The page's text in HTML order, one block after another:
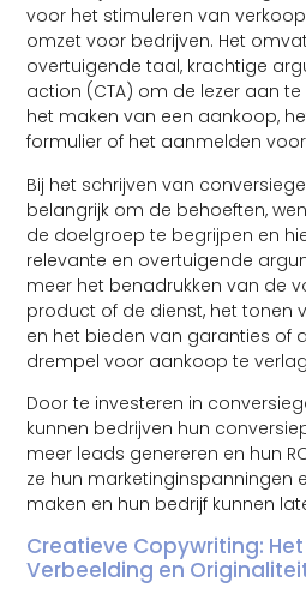
voor het stimuleren van
omzet voor bedrijven. Het
overtuigende taal, krachtige
action (CTA) om de lezer aan
het maken van een aankoop,
formulier of het aanmelden
Bij het schrijven van
belangrijk om de behoeften,
de doelgroep te begrijpen en
relevante en overtuigende
meer het benadrukken van de
product of de dienst, het tonen
en het bieden van garanties of
drempel voor aankoop te
Door te investeren in
kunnen bedrijven hun
meer leads genereren en hun
ze hun marketinginspanningen
maken en hun bedrijf kunnen
Creatieve Copywriting:
Verbeelding en